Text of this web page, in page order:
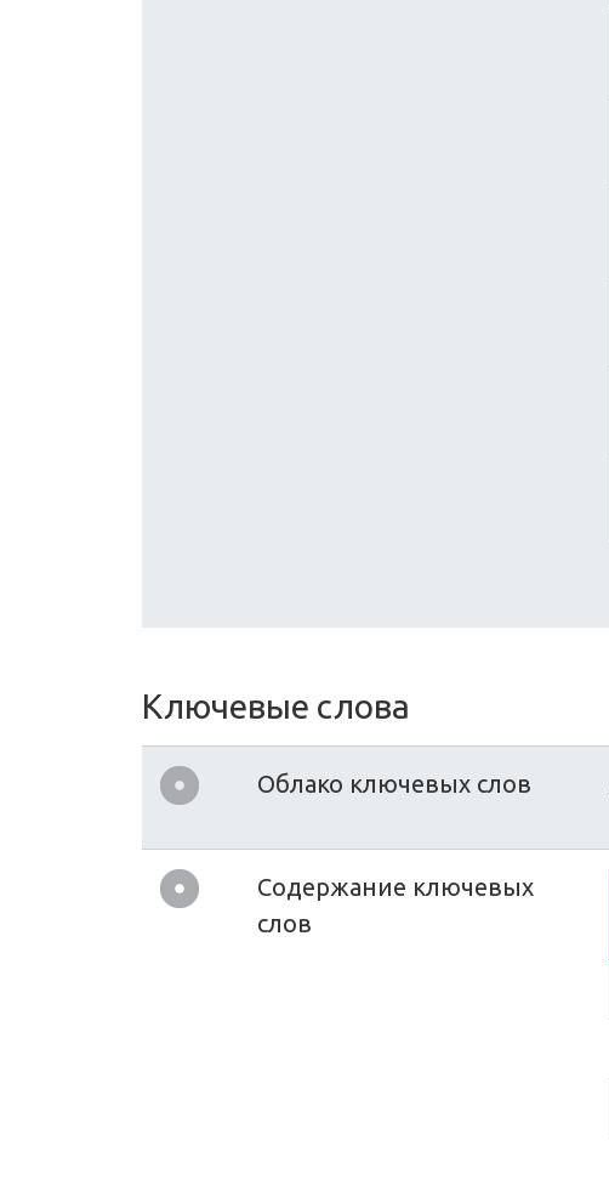
Ключевые слова
Облако ключевых слов
Содержание ключевых
слов